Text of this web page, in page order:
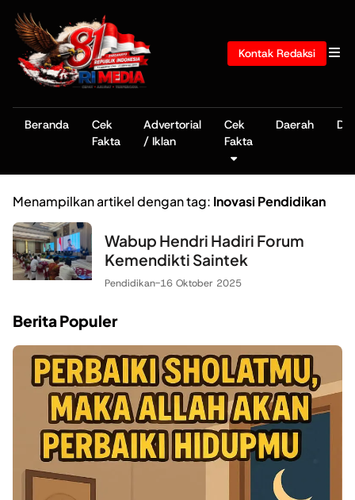
Kontak Redaksi
Beranda
Cek
Fakta
Advertorial
/ Iklan
Cek
Fakta
Daerah
Menampilkan artikel dengan tag: Inovasi Pendidikan
Wabup Hendri Hadiri Forum
Kemendikti Saintek
Pendidikan-16 Oktober 2025
Berita Populer